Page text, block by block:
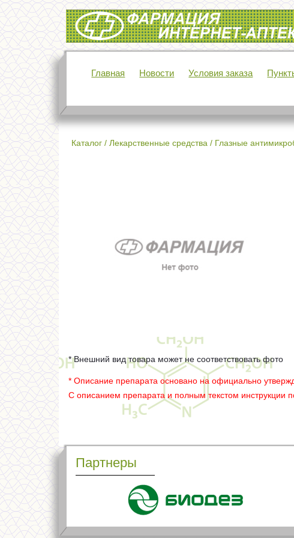
Интернет-аптека Фармация
Главная Новости Условия заказа
Каталог / Лекарственные средства / Глазные
* Внешний вид товара может не соответствовать фото
* Описание препарата основано на официально
С описанием препарата и полным текстом инструкции
Партнеры